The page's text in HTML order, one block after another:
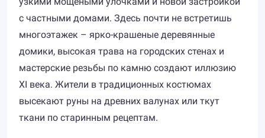
с частными домами. Здесь почти не встретишь
многоэтажек – ярко-крашеные деревянные
домики, высокая трава на городских стенах и
мастерские резьбы по камню создают иллюзию
XI века. Жители в традиционных костюмах
высекают руны на древних валунах или ткут
ткани по старинным рецептам.